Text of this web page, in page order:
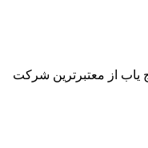
یاب از معتبرترین شرکت